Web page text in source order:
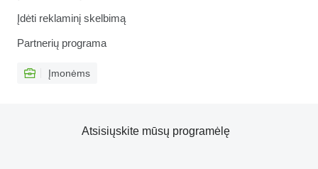
Įdėti reklaminį skelbimą
Partnerių programa
Įmonėms
Atsisiųskite mūsų programėlę